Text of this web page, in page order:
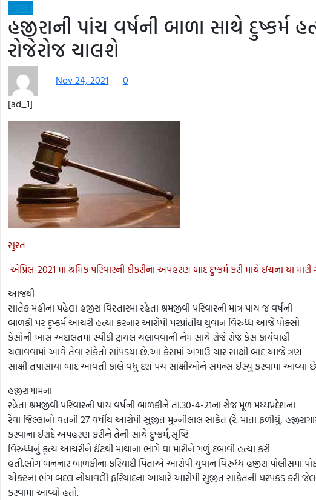
હજીરાની પાંચ વર્ષની બાળા સાથે દુષ્કર્મ
રોજેરોજ ચાલશે
Nov 24, 2021
0
[ad_1]
સુરત
એપ્રિલ-2021 માં શ્રમિક પરિવારની દીકરીના અપહરણ બાદ દુષ્કર્મ કરી માથે ઇંચના ઘા
આજથી
સાતેક મહીના પહેલાં હજીરા વિસ્તારમાં રહેતા શ્રમજીવી પરિવારની માત્ર પાંચ જ વર્ષની
બાળકી પર દુષ્કર્મ આચરી હત્યા કરનાર આરોપી પરપ્રાંતીય યુવાન વિરુધ્ધ આજે પોક્સો
કેસોની ખાસ અદાલતમાં સ્પીડી ટ્રાયલ ચલાવવાની નેમ સાથે રોજે રોજ કેસ કાર્યવાહી
ચલાવવામાં આવે તેવા સંકેતો સાંપડયા છે.આ કેસમાં અગાઉ ચાર સાક્ષી બાદ આજે ત્રણ
સાક્ષી તપાસાયા બાદ આવતી કાલે વધુ દશ પંચ સાક્ષીઓને સમન્સ ઈસ્યુ કરવામાં આવ્યા
હજીરાગામના
રહેતા શ્રમજીવી પરિવારની પાંચ વર્ષની બાળકીને તા.30-4-21ના રોજ મૂળ મધ્યપ્રદેશના
રેવા જિલ્લાનો વતની 27 વર્ષીય આરોપી સુજીત મુન્નીલાલ સાકેત (રે. માતા ફળીયું,
કરવાના ઈરાદે અપહરણ કરીને તેની સાથે દુષ્કર્મ,સૃષ્ટિ
વિરુધ્ધનું કૃત્ય આચરીને ઈંટથી માથાના ભાગે ઘા મારીને ગળું દબાવી હત્યા કરી
હતી.ભોગ બનનાર બાળકીના ફરિયાદી પિતાએ આરોપી યુવાન વિરુધ્ધ હજીરા પોલીસમાં
એક્ટના ભંગ બદલ નોંધાવલેી ફરિયાદના આધારે આરોપી સુજીત સાકેતની ધરપકડ કરી
કરવામાં આવ્યો હતો.